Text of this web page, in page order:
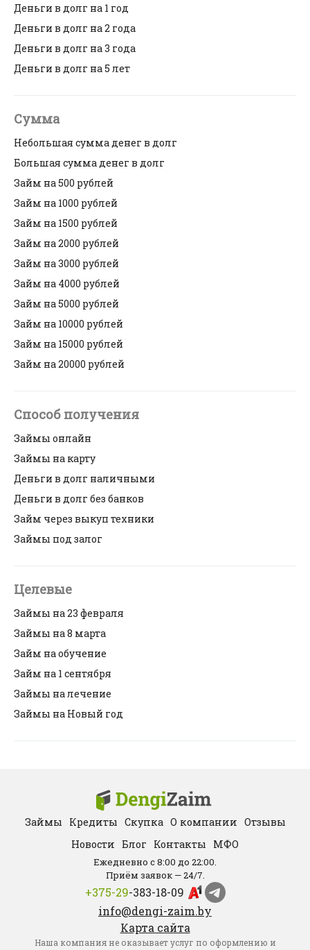
Деньги в долг на 1 год
Деньги в долг на 2 года
Деньги в долг на 3 года
Деньги в долг на 5 лет
Сумма
Небольшая сумма денег в долг
Большая сумма денег в долг
Займ на 500 рублей
Займ на 1000 рублей
Займ на 1500 рублей
Займ на 2000 рублей
Займ на 3000 рублей
Займ на 4000 рублей
Займ на 5000 рублей
Займ на 10000 рублей
Займ на 15000 рублей
Займ на 20000 рублей
Способ получения
Займы онлайн
Займы на карту
Деньги в долг наличными
Деньги в долг без банков
Займ через выкуп техники
Займы под залог
Целевые
Займы на 23 февраля
Займы на 8 марта
Займ на обучение
Займ на 1 сентября
Займы на лечение
Займы на Новый год
Займы Кредиты Скупка О компании Отзывы
Новости Блог Контакты МФО
Наша компания не оказывает услуг по оформлению и
Ежедневно с 8:00 до 22:00.
Приём заявок — 24/7.
+375-29-383-18-09
info@dengi-zaim.by
Карта сайта